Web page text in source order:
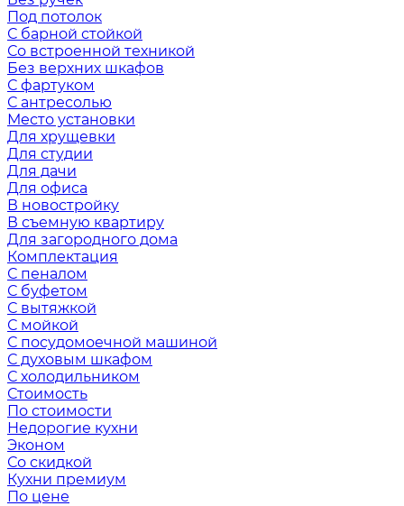
Под потолок
С барной стойкой
Со встроенной техникой
Без верхних шкафов
С фартуком
С антресолью
Место установки
Для хрущевки
Для студии
Для дачи
Для офиса
В новостройку
В съемную квартиру
Для загородного дома
Комплектация
С пеналом
С буфетом
С вытяжкой
С мойкой
С посудомоечной машиной
С духовым шкафом
С холодильником
Стоимость
По стоимости
Недорогие кухни
Эконом
Со скидкой
Кухни премиум
По цене